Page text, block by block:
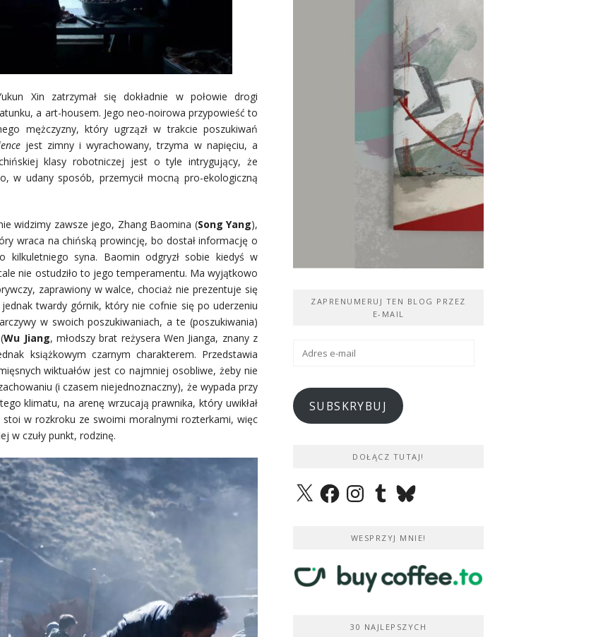
Xin zatrzymał się dokładnie w połowie drogi
a art-housem. Jego neo-noirowa przypowieść to
mężczyzny, który ugrzązł w trakcie poszukiwań
jest zimny i wyrachowany, trzyma w napięciu, a
klasy robotniczej jest o tyle intrygujący, że
w udany sposób, przemycił mocną pro-ekologiczną
widzimy zawsze jego, Zhang Baomina (Song Yang),
wraca na chińską prowincję, bo dostał informację o
kilkuletniego syna. Baomin odgryzł sobie kiedyś w
nie ostudziło to jego temperamentu. Ma wyjątkowo
zaprawiony w walce, chociaż nie prezentuje się
twardy górnik, który nie cofnie się po uderzeniu
w swoich poszukiwaniach, a te (poszukiwania)
Wu Jiang, młodszy brat reżysera Wen Jianga, znany z
książkowym czarnym charakterem. Przedstawia
wiktuałów jest co najmniej osobliwe, żeby nie
(i czasem niejednoznaczny), że wypada przy
klimatu, na arenę wrzucają prawnika, który uwikłał
w rozkroku ze swoimi moralnymi rozterkami, więc
w czuły punkt, rodzinę.
ZAPRENUMERUJ TEN BLOG PRZEZ
E-MAIL
Adres
SUBSKRYBUJ
DOŁĄCZ TUTAJ!
X FacebookInstagramTumblrBluesky
WESPRZYJ MNIE!
30 NAJLEPSZYCH